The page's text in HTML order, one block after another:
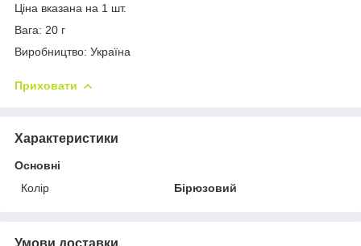
Ціна вказана на 1 шт.
Вага: 20 г
Виробництво: Україна
Приховати
Характеристики
Основні
Колір
Бірюзовий
Умови доставки